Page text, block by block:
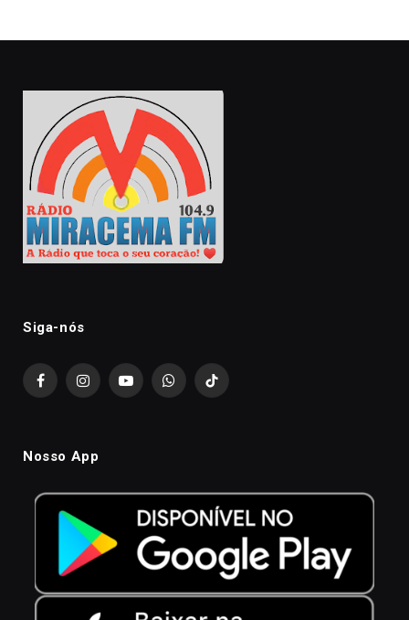
Siga-nós
FacebookInstagramYouTubeWhatsAppTikTok
Nosso App